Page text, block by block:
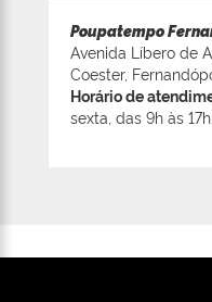
Poupatempo
Avenida Líbero de
Coester,
Horário de
sexta, das 9h às